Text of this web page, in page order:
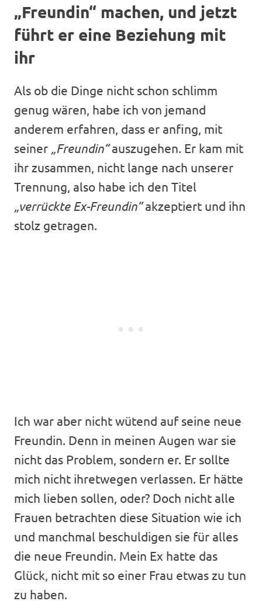
„Freundin“ machen, und jetzt
führt er eine Beziehung mit
ihr
Als ob die Dinge nicht schon schlimm
genug wären, habe ich von jemand
anderem erfahren, dass er anfing, mit
seiner „Freundin“auszugehen. Er kam mit
ihr zusammen, nicht lange nach unserer
Trennung, also habe ich den Titel
„verrückte Ex-Freundin“akzeptiert und ihn
stolz getragen.
Ich war aber nicht wütend auf seine neue
Freundin. Denn in meinen Augen war sie
nicht das Problem, sondern er. Er sollte
mich nicht ihretwegen verlassen. Er hätte
mich lieben sollen, oder? Doch nicht alle
Frauen betrachten diese Situation wie ich
und manchmal beschuldigen sie für alles
die neue Freundin. Mein Ex hatte das
Glück, nicht mit so einer Frau etwas zu tun
zu haben.